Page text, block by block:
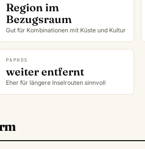
Region im
Bezugsraum
Gut für Kombinationen mit Küste und Kultur
PAPHOS
weiter entfernt
Eher für längere Inselrouten sinnvoll